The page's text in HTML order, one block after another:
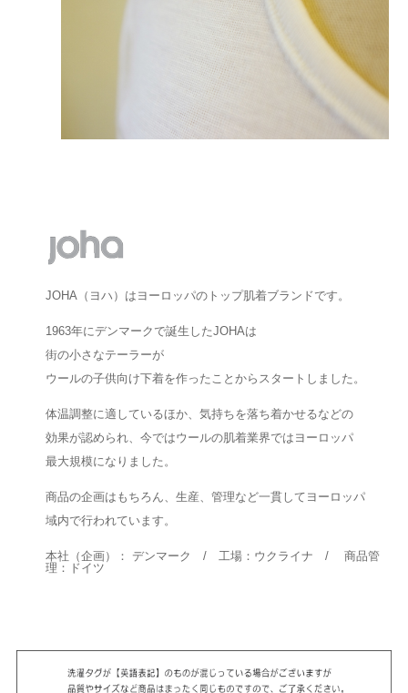
JOHA（ヨハ）はヨーロッパのトップ肌着ブランドです。
1963年にデンマークで誕生したJOHAは
街の小さなテーラーが
ウールの子供向け下着を作ったことからスタートしました。
体温調整に適しているほか、気持ちを落ち着かせるなどの
効果が認められ、今ではウールの肌着業界ではヨーロッパ
最大規模になりました。
商品の企画はもちろん、生産、管理など一貫してヨーロッパ
域内で行われています。
本社（企画）： デンマーク / 工場：ウクライナ / 商品管
理：ドイツ